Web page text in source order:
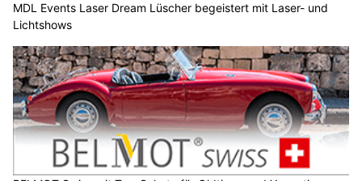
MDL Events Laser Dream Lüscher begeistert mit Laser- und
Lichtshows